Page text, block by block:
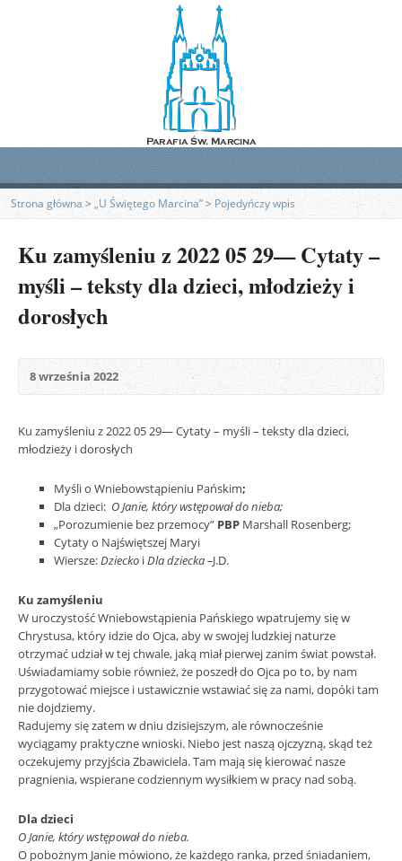
Strona główna> „U Świętego Marcina” >Pojedyńczy wpis
Ku zamyśleniu z 2022 05 29— Cytaty –
myśli – teksty dla dzieci, młodzieży i
dorosłych
8 września 2022
Ku zamyśleniu z 2022 05 29— Cytaty – myśli – teksty dla dzieci,
młodzieży i dorosłych
Myśli o Wniebowstąpieniu Pańskim;
Dla dzieci: O Janie, który wstępował do nieba;
„Porozumienie bez przemocy” PBP Marshall Rosenberg;
Cytaty o Najświętszej Maryi
Wiersze:Dziecko iDla dziecka –J.D.
Ku zamyśleniu
W uroczystość Wniebowstąpienia Pańskiego wpatrujemy się w
Chrystusa, który idzie do Ojca, aby w swojej ludzkiej naturze
otrzymać udział w tej chwale, jaką miał pierwej zanim świat powstał.
Uświadamiamy sobie również, że poszedł do Ojca po to, by nam
przygotować miejsce i ustawicznie wstawiać się za nami, dopóki tam
nie dojdziemy.
Radujemy się zatem w dniu dzisiejszym, ale równocześnie
wyciągamy praktyczne wnioski. Niebo jest naszą ojczyzną, skąd też
oczekujemy przyjścia Zbawiciela. Tam mają się kierować nasze
pragnienia, wspierane codziennym wysiłkiem w pracy nad sobą.
Dla dzieci
O Janie, który wstępował do nieba.
O pobożnym Janie mówiono, że każdego ranka, przed śniadaniem,